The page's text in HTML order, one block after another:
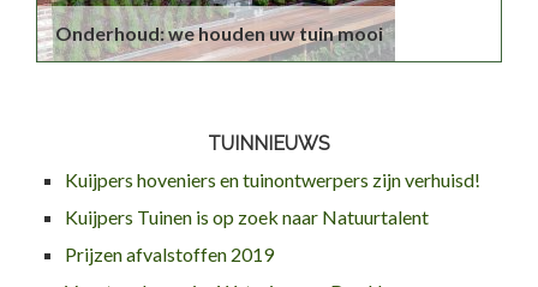
Onderhoud: we houden uw tuin mooi
TUINNIEUWS
Kuijpers hoveniers en tuinontwerpers zijn verhuisd!
Kuijpers Tuinen is op zoek naar Natuurtalent
Prijzen afvalstoffen 2019